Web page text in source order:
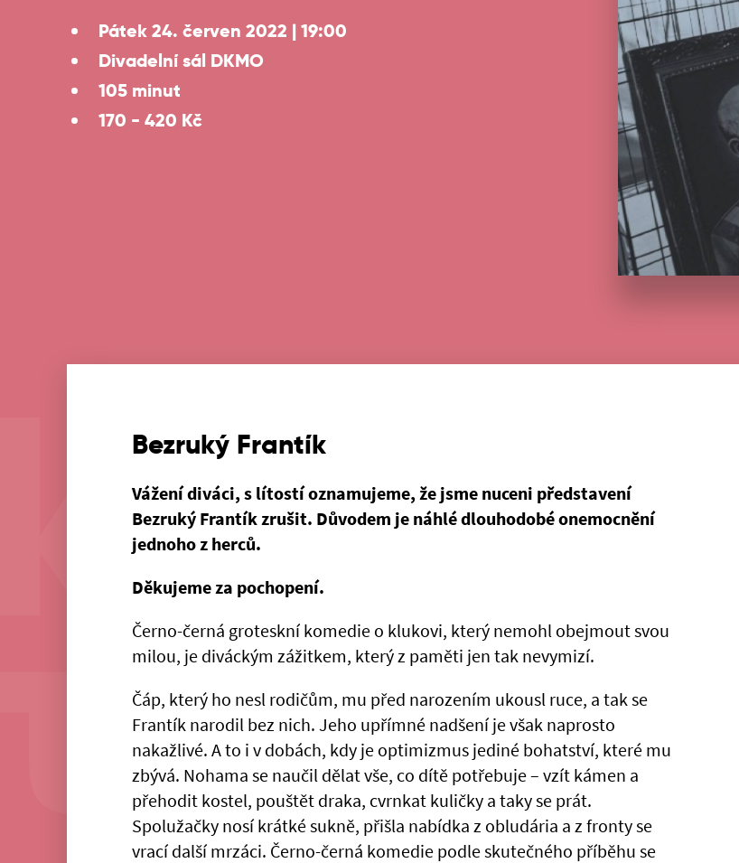
Pátek 24. červen 2022 | 19:00
Divadelní sál DKMO
105 minut
170 - 420 Kč
Bezruký Frantík
Vážení diváci, s lítostí oznamujeme, že jsme nuceni představení
Bezruký Frantík zrušit. Důvodem je náhlé dlouhodobé onemocnění
jednoho z herců.
Děkujeme za pochopení.
Černo-černá groteskní komedie o klukovi, který nemohl obejmout svou
milou, je diváckým zážitkem, který z paměti jen tak nevymizí.
Čáp, který ho nesl rodičům, mu před narozením ukousl ruce, a tak se
Frantík narodil bez nich. Jeho upřímné nadšení je však naprosto
nakažlivé. A to i v dobách, kdy je optimizmus jediné bohatství, které mu
zbývá. Nohama se naučil dělat vše, co dítě potřebuje – vzít kámen a
přehodit kostel, pouštět draka, cvrnkat kuličky a taky se prát.
Spolužačky nosí krátké sukně, přišla nabídka z obludária a z fronty se
vrací další mrzáci. Černo-černá komedie podle skutečného příběhu se